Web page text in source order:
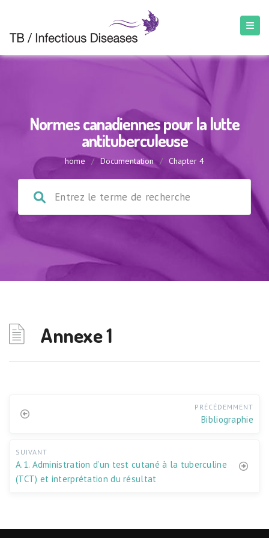
Normes canadiennes pour la lutte
antituberculeuse
home / Documentation / Chapter 4
Annexe 1
PRÉCÉDEMMENT
Bibliographie
SUIVANT
A.1. Administration d’un test cutané à la tuberculine
(TCT) et interprétation du résultat